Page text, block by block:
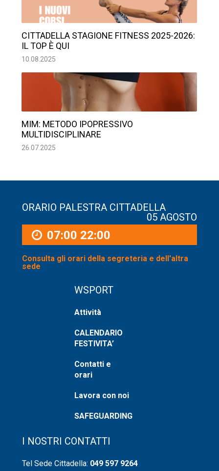
CITTADELLA STAGIONE FITNESS 2025-2026:
IL TOP È QUI
10.08.2025
MIM: METODO IPOPRESSIVO
MULTIDISCIPLINARE
26.07.2025
ORARIO PALESTRA CITTADELLA
05 AGOSTO
07:00 22:00
Consulta gli orari della segreteria e dell'altra
sede
WSPORT
Attività
CALENDARIO
FESTIVITA’
Contatti e
orari
Lavora con noi
SAFEGUARDING
I NOSTRI CONTATTI
Tel Sede Cittadella: 049 597 9264